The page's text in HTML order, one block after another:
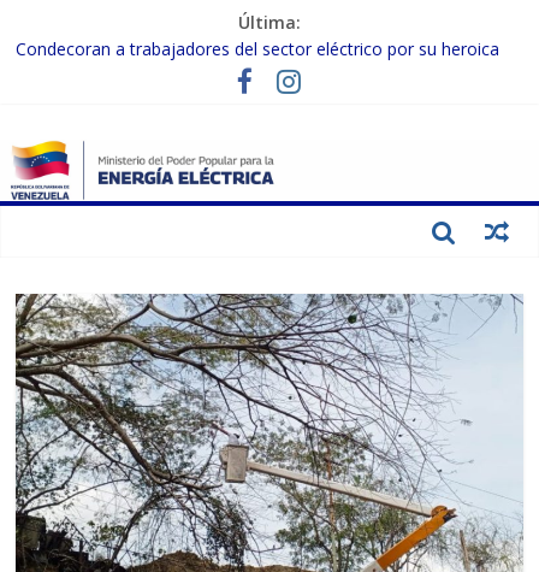
Última:
Condecoran a trabajadores del sector eléctrico por su heroica
labor tras el doble sismo del 24-J
Gobierno Nacional coordina acciones con el sector privado para
Inspeccionan trabajos de rehabilitación en instalaciones del SEN
en Carabobo
Gobierno Nacional activa plan preventivo para fortalecer el SEN